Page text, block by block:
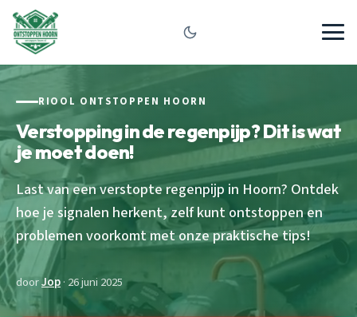
RIOOL ONTSTOPPEN HOORN
Verstopping in de regenpijp? Dit is wat
je moet doen!
Last van een verstopte regenpijp in Hoorn? Ontdek
hoe je signalen herkent, zelf kunt ontstoppen en
problemen voorkomt met onze praktische tips!
doorJop· 26 juni 2025